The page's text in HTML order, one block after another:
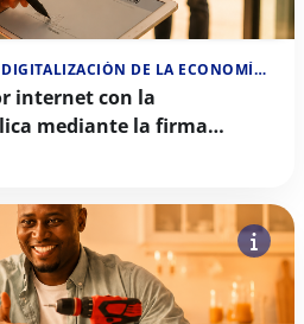
COMPETENCIAS PARA LA DIGITALIZACIÓN DE LA ECONOMÍA SOCIAL
internet con la
mediante la firma